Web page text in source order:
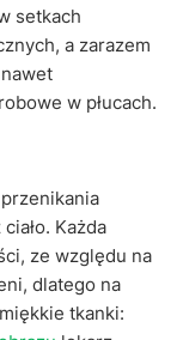
setkach
a zarazem
w płucach.
Każda
ze względu na
dlatego na
tkanki: